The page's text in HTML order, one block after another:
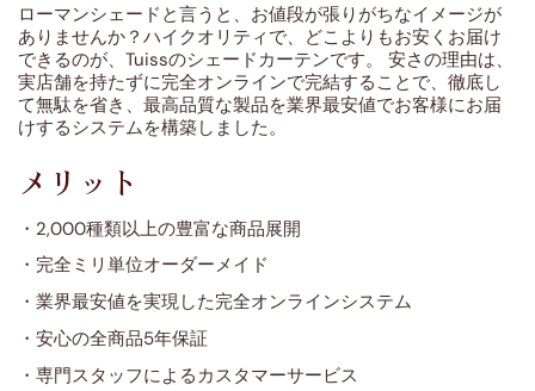
ローマンシェードと言うと、お値段が張りがちなイメージが
ありませんか？ハイクオリティで、どこよりもお安くお届け
できるのが、Tuissのシェードカーテンです。 安さの理由は、
実店舗を持たずに完全オンラインで完結することで、徹底し
て無駄を省き、最高品質な製品を業界最安値でお客様にお届
けするシステムを構築しました。
メリット
・2,000種類以上の豊富な商品展開
・完全ミリ単位オーダーメイド
・業界最安値を実現した完全オンラインシステム
・安心の全商品5年保証
・専門スタッフによるカスタマーサービス